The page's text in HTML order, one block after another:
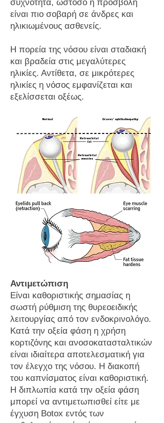
συχνότητα, ωστόσο η προσβολή
είναι πιο σοβαρή σε άνδρες και
ηλικιωμένους ασθενείς.
Η πορεία της νόσου είναι σταδιακή
και βραδεία στις μεγαλύτερες
ηλικίες. Αντίθετα, σε μικρότερες
ηλικίες η νόσος εμφανίζεται και
εξελίσσεται οξέως.
Αντιμετώπιση
Είναι καθοριστικής σημασίας η
σωστή ρύθμιση της θυρεοειδικής
λειτουργίας από τον ενδοκρινολόγο.
Κατά την οξεία φάση η χρήση
κορτιζόνης και ανοσοκατασταλτικών
είναι ιδιαίτερα αποτελεσματική για
τον έλεγχο της νόσου. Η διακοπή
του καπνίσματος είναι καθοριστική.
Η διπλωπία κατά την οξεία φάση
μπορεί να αντιμετωπισθεί είτε με
έγχυση Botox εντός των